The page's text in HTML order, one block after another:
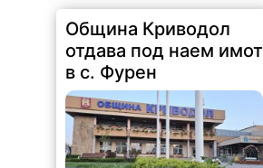
Община Криводол
отдава под наем имот
в с. Фурен